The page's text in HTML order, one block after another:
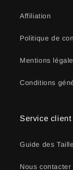
Affiliation
Politique de
Mentions
Conditions
Service client
Guide des
Nous contacter